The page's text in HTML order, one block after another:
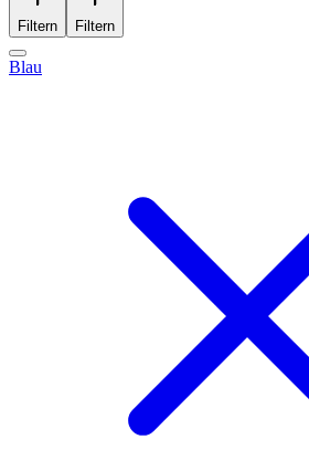
Filtern Filtern
Blau